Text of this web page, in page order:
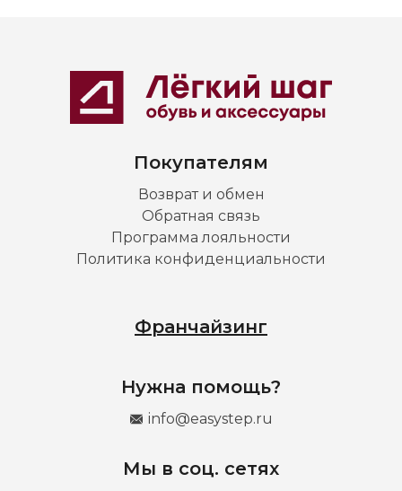
Покупателям
Возврат и обмен
Обратная связь
Программа лояльности
Политика конфиденциальности
Франчайзинг
Нужна помощь?
info@easystep.ru
Мы в соц. сетях